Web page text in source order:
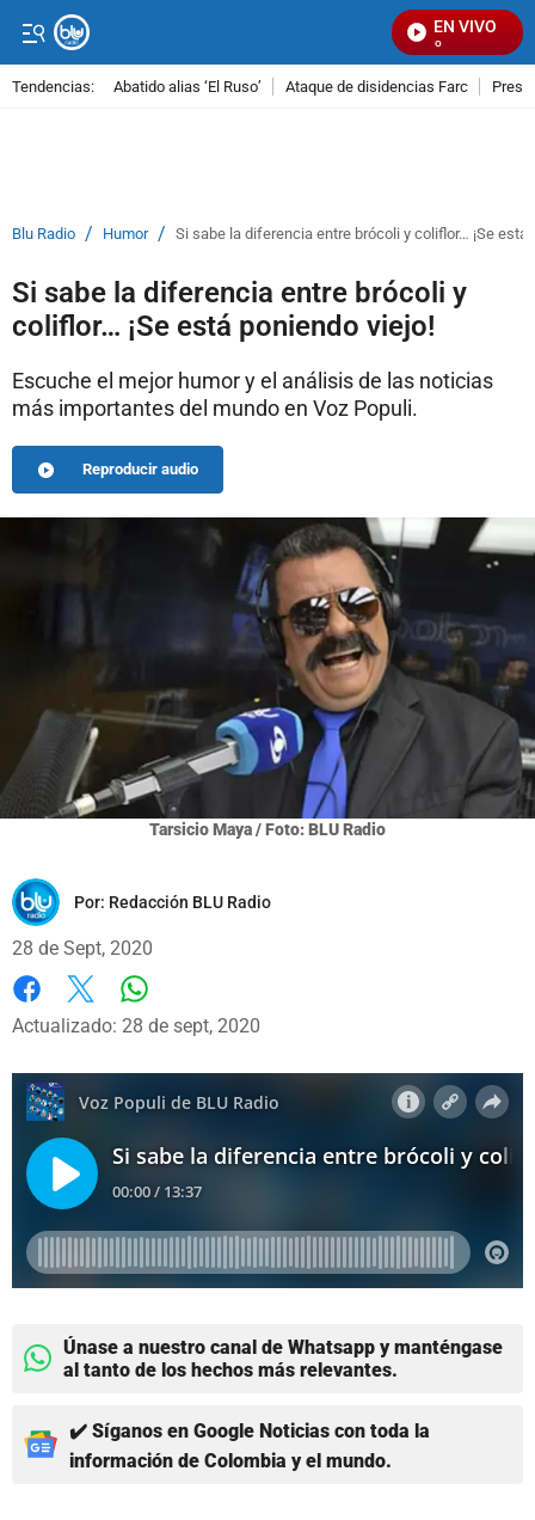
EN VIVO
Tendencias: Abatido alias ‘El Ruso’ Ataque de disidencias Farc
Blu Radio / Humor / Si sabe la diferencia entre brócoli y coliflor… ¡Se está
Si sabe la diferencia entre brócoli y
coliflor… ¡Se está poniendo viejo!
Escuche el mejor humor y el análisis de las noticias
más importantes del mundo en Voz Populi.
Reproducir audio
Tarsicio Maya / Foto: BLU Radio
Por: Redacción BLU Radio
28 de Sept, 2020
Facebook
X
Actualizado: 28 de sept, 2020
Únase a nuestro canal de Whatsapp y manténgase
al tanto de los hechos más relevantes.
✔️ Síganos en Google Noticias con toda la
información de Colombia y el mundo.